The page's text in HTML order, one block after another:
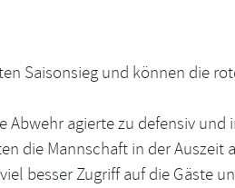
Saisonsieg und können die
Abwehr agierte zu defensiv
die Mannschaft in der Auszeit
besser Zugriff auf die Gäste